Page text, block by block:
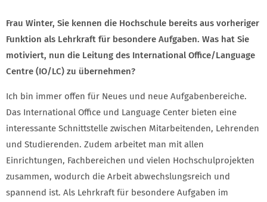
Frau Winter, Sie kennen die Hochschule bereits aus vorheriger
Funktion als Lehrkraft für besondere Aufgaben. Was hat Sie
motiviert, nun die Leitung des International Office/Language
Centre (IO/LC) zu übernehmen?
Ich bin immer offen für Neues und neue Aufgabenbereiche.
Das International Office und Language Center bieten eine
interessante Schnittstelle zwischen Mitarbeitenden, Lehrenden
und Studierenden. Zudem arbeitet man mit allen
Einrichtungen, Fachbereichen und vielen Hochschulprojekten
zusammen, wodurch die Arbeit abwechslungsreich und
spannend ist. Als Lehrkraft für besondere Aufgaben im